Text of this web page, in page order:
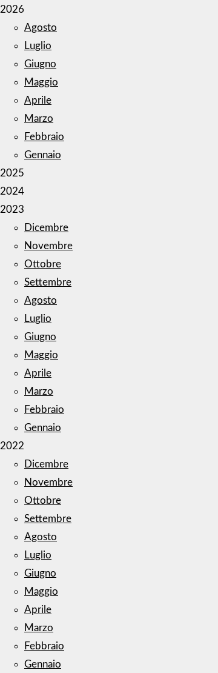
2026
Agosto
Luglio
Giugno
Maggio
Aprile
Marzo
Febbraio
Gennaio
2025
2024
2023
Dicembre
Novembre
Ottobre
Settembre
Agosto
Luglio
Giugno
Maggio
Aprile
Marzo
Febbraio
Gennaio
2022
Dicembre
Novembre
Ottobre
Settembre
Agosto
Luglio
Giugno
Maggio
Aprile
Marzo
Febbraio
Gennaio